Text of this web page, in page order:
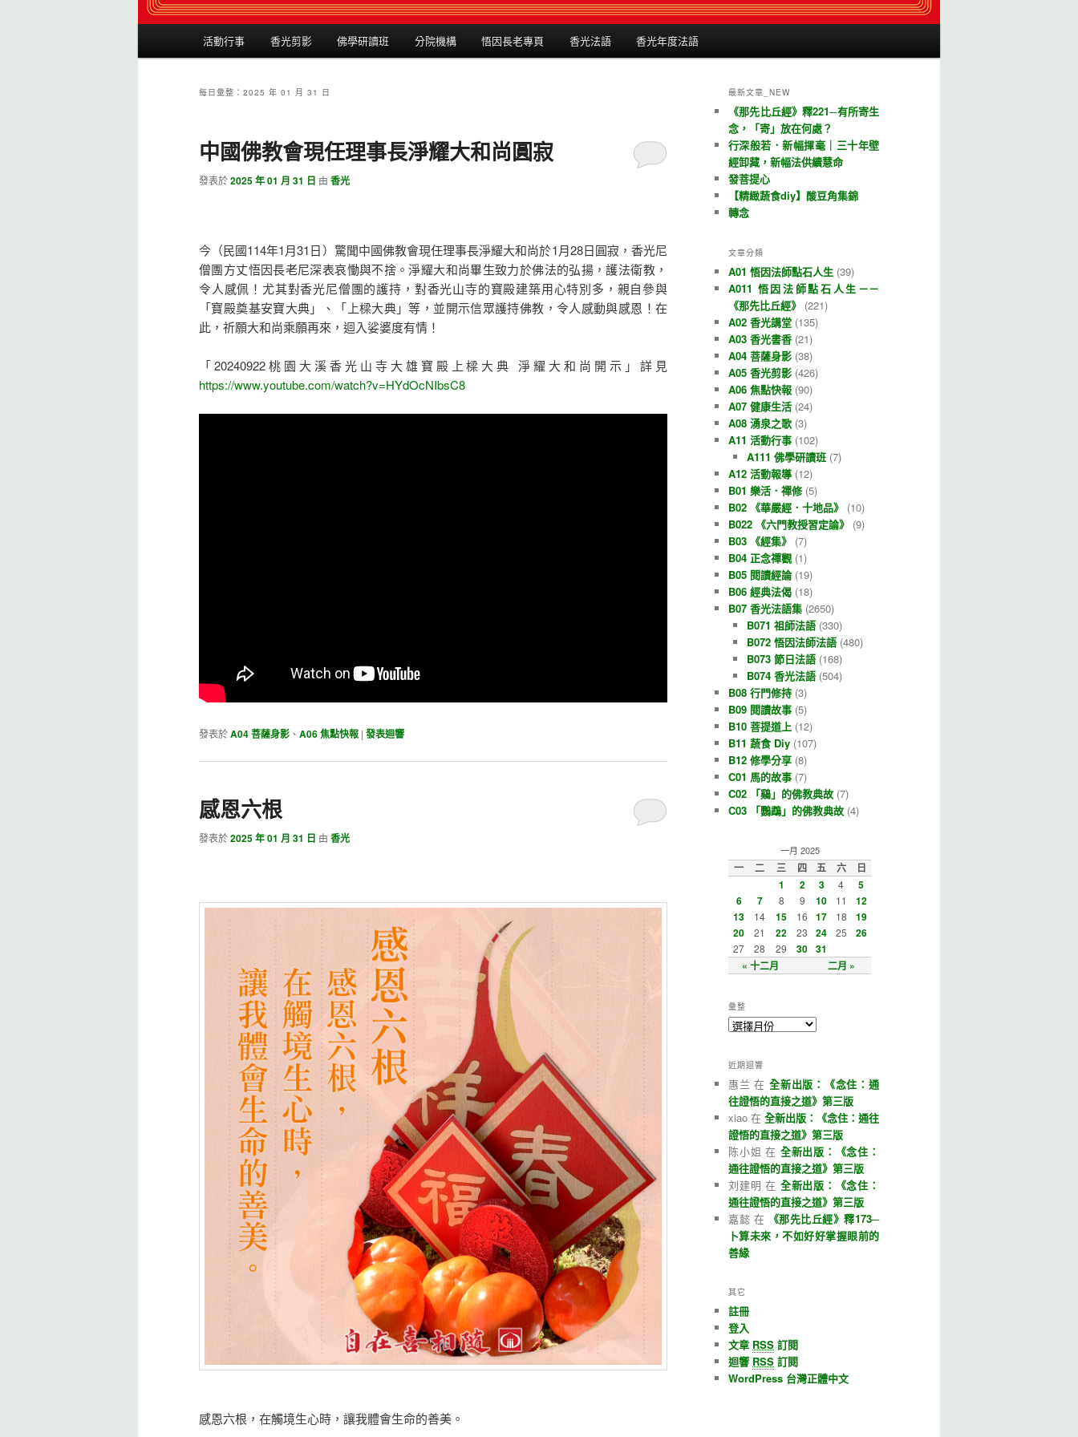
跳到主內容
跳到第二內容
活動行事 香光剪影 佛學研讀班 分院機構 悟因長老專頁 香光法語 香光年度法語
每日彙整： 2025 年 01 月 31 日
中國佛教會現任理事長淨耀大和尚圓寂
發表於2025 年 01 月 31 日 由 香光
今（民國114年1月31日）驚聞中國佛教會現任理事長淨耀大和尚於1月28日圓寂，香光尼
僧團方丈悟因長老尼深表哀慟與不捨。淨耀大和尚畢生致力於佛法的弘揚，護法衛教，
令人感佩！尤其對香光尼僧團的護持，對香光山寺的寶殿建築用心特別多，親自參與
「寶殿奠基安寶大典」、「上樑大典」等，並開示信眾護持佛教，令人感動與感恩！在
此，祈願大和尚乘願再來，迴入娑婆度有情！
「20240922桃園大溪香光山寺大雄寶殿上樑大典 淨耀大和尚開示」詳見
https://www.youtube.com/watch?v=HYdOcNIbsC8
發表於A04 菩薩身影 、 A06 焦點快報 | 發表迴響
感恩六根
發表於2025 年 01 月 31 日 由 香光
感恩六根，在觸境生心時，讓我體會生命的善美。
最新文章_NEW
《那先比丘經》釋221─有所寄生
念，「寄」放在何處？
行深般若．新幅揮毫｜三十年壁
經卸藏，新幅法供續慧命
發菩提心
【精緻蔬食diy】酸豆角集錦
轉念
文章分類
A01 悟因法師點石人生 (39)
A011 悟因法師點石人生－－
《那先比丘經》 (221)
A02 香光講堂 (135)
A03 香光書香 (21)
A04 菩薩身影 (38)
A05 香光剪影 (426)
A06 焦點快報 (90)
A07 健康生活 (24)
A08 湧泉之歌 (3)
A11 活動行事 (102)
A111 佛學研讀班(7)
A12 活動報導 (12)
B01 樂活．禪修(5)
B02 《華嚴經．十地品》 (10)
B022 《六門教授習定論》 (9)
B03 《經集》 (7)
B04 正念禪觀 (1)
B05 閱讀經論 (19)
B06 經典法偈 (18)
B07 香光法語集 (2650)
B071 祖師法語(330)
B072 悟因法師法語(480)
B073 節日法語(168)
B074 香光法語(504)
B08 行門修持 (3)
B09 閱讀故事 (5)
B10 菩提道上 (12)
B11 蔬食 Diy (107)
B12 修學分享 (8)
C01 馬的故事 (7)
C02 「鷄」的佛教典故 (7)
C03 「鸚鵡」的佛教典故 (4)
一月 2025
一 二 三 四 五 六 日
« 十二月 二月 »
1 2 3 4
5
6
7 8 9 10 11
12
13
14 15 16 17 18
19
20
21 22 23 24 25 26
27 28 29 30 31
彙整
近期迴響
惠兰 在 全新出版：《念住：通
往證悟的直接之道》第三版
xiao 在 全新出版：《念住：通往
證悟的直接之道》第三版
陈小姐 在 全新出版：《念住：
通往證悟的直接之道》第三版
刘建明 在 全新出版：《念住：
通往證悟的直接之道》第三版
嘉懿 在
《那先比丘經》釋173─
卜算未來，不如好好掌握眼前的
善緣
其它
註冊
登入
文章 RSS 訂閱
迴響 RSS 訂閱
WordPress 台灣正體中文